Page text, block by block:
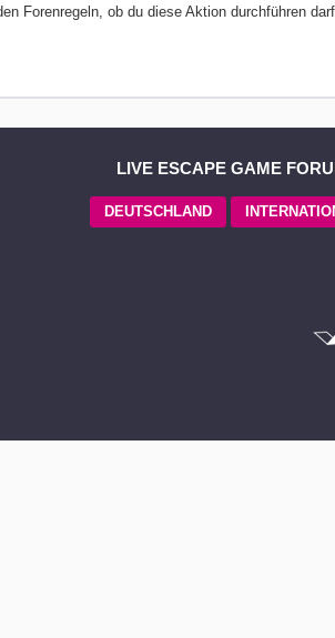
Forenregeln, ob du diese Aktion durchführen
LIVE ESCAPE GAME
DEUTSCHLAND